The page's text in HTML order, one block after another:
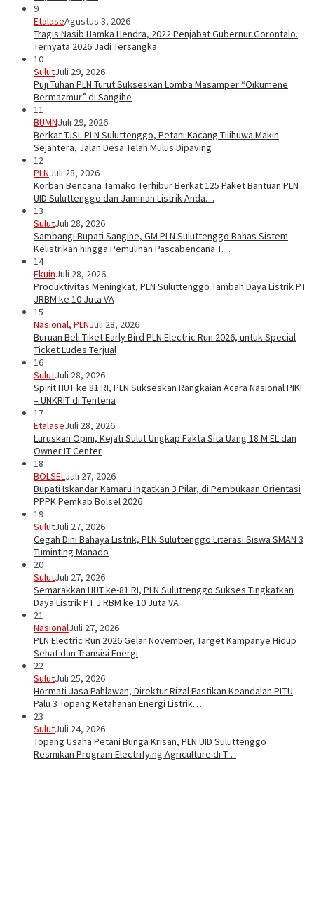
9
EtalaseAgustus 3, 2026
Tragis Nasib Hamka Hendra, 2022 Penjabat Gubernur Gorontalo.
Ternyata 2026 Jadi Tersangka
10
SulutJuli 29, 2026
Puji Tuhan PLN Turut Sukseskan Lomba Masamper “Oikumene
Bermazmur” di Sangihe
11
BUMNJuli 29, 2026
Berkat TJSL PLN Suluttenggo, Petani Kacang Tilihuwa Makin
Sejahtera, Jalan Desa Telah Mulus Dipaving
12
PLNJuli 28, 2026
Korban Bencana Tamako Terhibur Berkat 125 Paket Bantuan PLN
UID Suluttenggo dan Jaminan Listrik Anda…
13
SulutJuli 28, 2026
Sambangi Bupati Sangihe, GM PLN Suluttenggo Bahas Sistem
Kelistrikan hingga Pemulihan Pascabencana T…
14
EkuinJuli 28, 2026
Produktivitas Meningkat, PLN Suluttenggo Tambah Daya Listrik PT
JRBM ke 10 Juta VA
15
Nasional, PLNJuli 28, 2026
Buruan Beli Tiket Early Bird PLN Electric Run 2026, untuk Special
Ticket Ludes Terjual
16
SulutJuli 28, 2026
Spirit HUT ke 81 RI, PLN Sukseskan Rangkaian Acara Nasional PIKI
– UNKRIT di Tentena
17
EtalaseJuli 28, 2026
Luruskan Opini, Kejati Sulut Ungkap Fakta Sita Uang 18 M EL dan
Owner IT Center
18
BOLSELJuli 27, 2026
Bupati Iskandar Kamaru Ingatkan 3 Pilar, di Pembukaan Orientasi
PPPK Pemkab Bolsel 2026
19
SulutJuli 27, 2026
Cegah Dini Bahaya Listrik, PLN Suluttenggo Literasi Siswa SMAN 3
Tuminting Manado
20
SulutJuli 27, 2026
Semarakkan HUT ke-81 RI, PLN Suluttenggo Sukses Tingkatkan
Daya Listrik PT J RBM ke 10 Juta VA
21
NasionalJuli 27, 2026
PLN Electric Run 2026 Gelar November, Target Kampanye Hidup
Sehat dan Transisi Energi
22
SulutJuli 25, 2026
Hormati Jasa Pahlawan, Direktur Rizal Pastikan Keandalan PLTU
Palu 3 Topang Ketahanan Energi Listrik…
23
SulutJuli 24, 2026
Topang Usaha Petani Bunga Krisan, PLN UID Suluttenggo
Resmikan Program Electrifying Agriculture di T…